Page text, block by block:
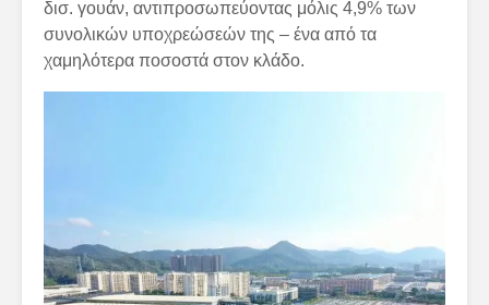
δισ. γουάν, αντιπροσωπεύοντας μόλις 4,9% των
συνολικών υποχρεώσεών της – ένα από τα
χαμηλότερα ποσοστά στον κλάδο.